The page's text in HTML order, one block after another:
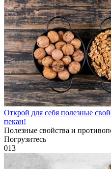
Открой для себя полезные
пекан!
Полезные свойства и
Погрузитесь
013